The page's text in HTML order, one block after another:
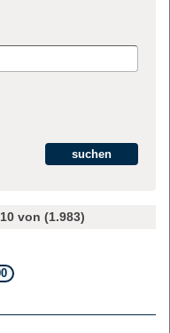
von (1.983)